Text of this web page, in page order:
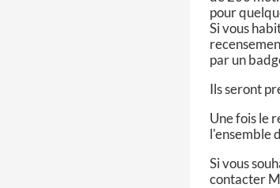
pour
Si vous
par un
Ils seront
Une fois le
l'ensemble
Si vous
contacter